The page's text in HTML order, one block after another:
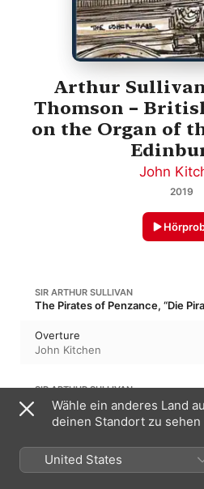
Arthur
Thomson –
on the Organ of
John
2019
SIR ARTHUR SULLIVAN
Overture
John Kitchen
SIR ARTHUR SULLIVAN
The Mikado, “Der Mikado”
John Kitchen
Wähle ein anderes Land
deinen Standort zu sehen
United States